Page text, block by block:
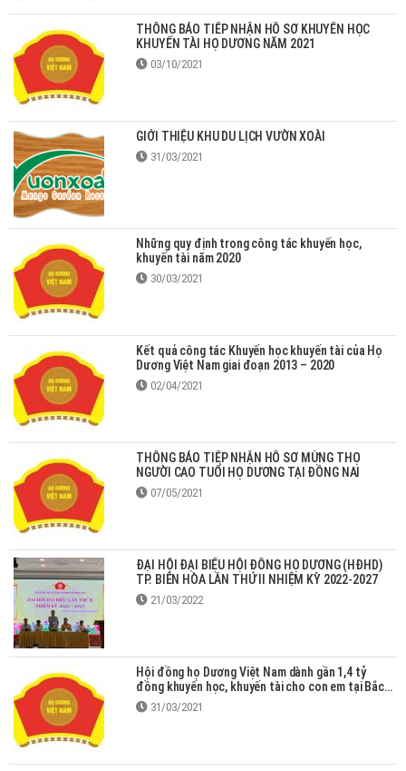
THÔNG BÁO TIẾP NHẬN HỒ SƠ KHUYẾN HỌC
KHUYẾN TÀI HỌ DƯƠNG NĂM 2021
03/10/2021
GIỚI THIỆU KHU DU LỊCH VƯỜN XOÀI
31/03/2021
Những quy định trong công tác khuyến học,
khuyến tài năm 2020
30/03/2021
Kết quả công tác Khuyến học khuyến tài của Họ
Dương Việt Nam giai đoạn 2013 – 2020
02/04/2021
THÔNG BÁO TIẾP NHẬN HỒ SƠ MỪNG THỌ
NGƯỜI CAO TUỔI HỌ DƯƠNG TẠI ĐỒNG NAI
07/05/2021
ĐẠI HỘI ĐẠI BIỂU HỘI ĐỒNG HỌ DƯƠNG (HĐHD)
TP. BIÊN HÒA LẦN THỨ II NHIỆM KỲ 2022-2027
21/03/2022
Hội đồng họ Dương Việt Nam dành gần 1,4 tỷ
đồng khuyến học, khuyến tài cho con em tại Bắc
Giang31/03/2021